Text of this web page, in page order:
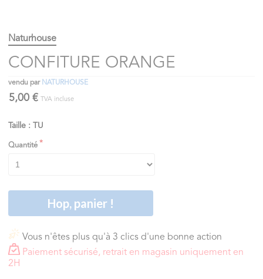
Naturhouse
CONFITURE ORANGE
vendu par NATURHOUSE
5,00 € TVA incluse
Taille : TU
Quantité
Hop, panier !
Vous n'êtes plus qu'à 3 clics d'une bonne action
Paiement sécurisé, retrait en magasin uniquement en
2H